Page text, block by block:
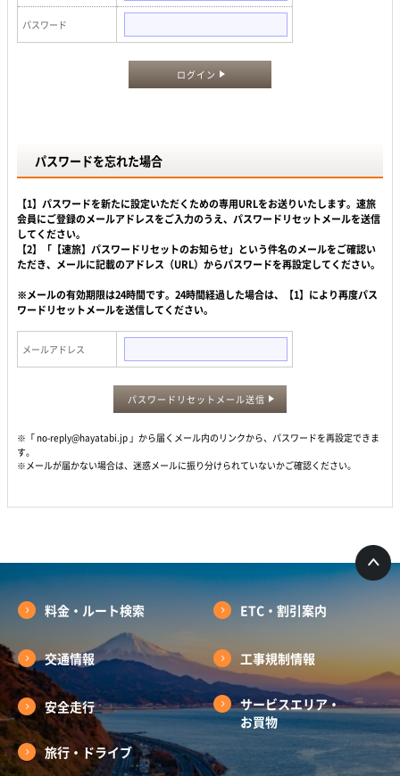
パスワード
ログイン
パスワードを忘れた場合
【1】パスワードを新たに設定いただくための専用URLをお送りいたします。速旅
会員にご登録のメールアドレスをご入力のうえ、パスワードリセットメールを送信
してください。
【2】「【速旅】パスワードリセットのお知らせ」という件名のメールをご確認い
ただき、メールに記載のアドレス（URL）からパスワードを再設定してください。
※メールの有効期限は24時間です。24時間経過した場合は、【1】により再度パス
ワードリセットメールを送信してください。
メールアドレス
パスワードリセットメール送信
※「 no-reply@hayatabi.jp 」から届くメール内のリンクから、パスワードを再設定できま
す。
※メールが届かない場合は、迷惑メールに振り分けられていないかご確認ください。
料金・ルート検索 ETC・割引案内
交通情報 工事規制情報
安全走行
サービスエリア・
お買物
旅行・ドライブ